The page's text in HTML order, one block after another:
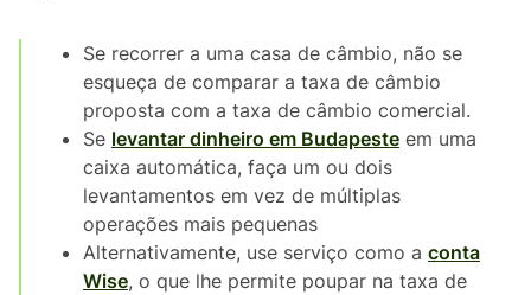
Se recorrer a uma casa de câmbio, não se
esqueça de comparar a taxa de câmbio
proposta com a taxa de câmbio comercial.
Se levantar dinheiro em Budapeste em uma
caixa automática, faça um ou dois
levantamentos em vez de múltiplas
operações mais pequenas
Alternativamente, use serviço como a conta
Wise, o que lhe permite poupar na taxa de